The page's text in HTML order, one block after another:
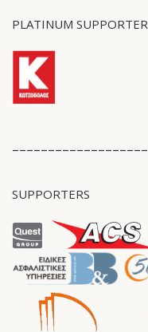
PLATINUM SUPPORTER
SUPPORTERS